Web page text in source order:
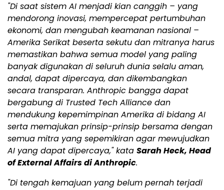
"Di saat sistem AI menjadi kian canggih – yang
mendorong inovasi, mempercepat pertumbuhan
ekonomi, dan mengubah keamanan nasional –
Amerika Serikat beserta sekutu dan mitranya harus
memastikan bahwa semua model yang paling
banyak digunakan di seluruh dunia selalu aman,
andal, dapat dipercaya, dan dikembangkan
secara transparan. Anthropic bangga dapat
bergabung di Trusted Tech Alliance dan
mendukung kepemimpinan Amerika di bidang AI
serta memajukan prinsip-prinsip bersama dengan
semua mitra yang sepemikiran agar mewujudkan
AI yang dapat dipercaya," kata Sarah Heck, Head
of External Affairs di Anthropic.
"Di tengah kemajuan yang belum pernah terjadi